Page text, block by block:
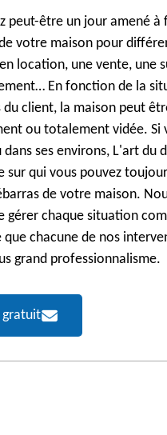
peut-être un jour amené à
votre maison pour
location, une vente, une
En fonction de la
du client, la maison peut
ou totalement vidée. Si
dans ses environs, L'art du
sur qui vous pouvez
de votre maison.
gérer chaque situation
que chacune de nos
grand professionnalisme.
gratuit